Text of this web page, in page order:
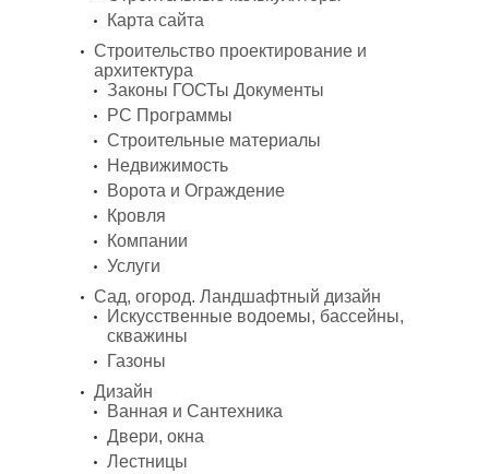
Карта сайта
Строительство проектирование и
архитектура
Законы ГОСТы Документы
PC Программы
Строительные материалы
Недвижимость
Ворота и Ограждение
Кровля
Компании
Услуги
Сад, огород. Ландшафтный дизайн
Искусственные водоемы, бассейны,
скважины
Газоны
Дизайн
Ванная и Сантехника
Двери, окна
Лестницы